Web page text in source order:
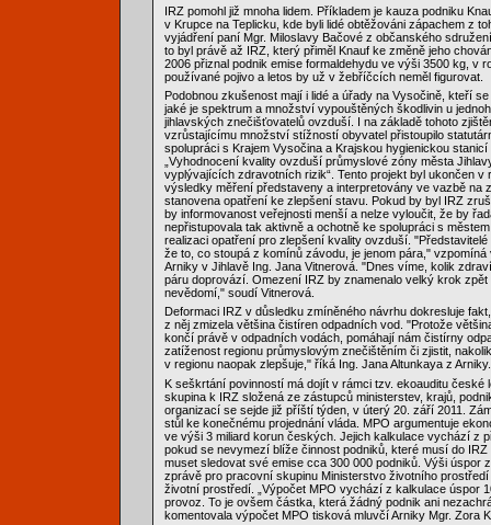
IRZ pomohl již mnoha lidem. Příkladem je kauza podniku
v Krupce na Teplicku, kde byli lidé obtěžováni zápachem z
vyjádření paní Mgr. Miloslavy Bačové z občanského
to byl právě až IRZ, který přiměl Knauf ke změně jeho
2006 přiznal podnik emise formaldehydu ve výši 3500 kg, v
používané pojivo a letos by už v žebříčcích neměl figurovat.
Podobnou zkušenost mají i lidé a úřady na Vysočině, kteří
jaké je spektrum a množství vypouštěných škodlivin u
jihlavských znečišťovatelů ovzduší. I na základě tohoto
vzrůstajícímu množství stížností obyvatel přistoupilo
spolupráci s Krajem Vysočina a Krajskou hygienickou
„Vyhodnocení kvality ovzduší průmyslové zóny města
vyplývajících zdravotních rizik“. Tento projekt byl ukončen v
výsledky měření představeny a interpretovány ve vazbě na
stanovena opatření ke zlepšení stavu. Pokud by byl IRZ
by informovanost veřejnosti menší a nelze vyloučit, že by
nepřistupovala tak aktivně a ochotně ke spolupráci s
realizaci opatření pro zlepšení kvality ovzduší. "Představitelé
že to, co stoupá z komínů závodu, je jenom pára,"
Arniky v Jihlavě Ing. Jana Vitnerová. "Dnes víme, kolik
páru doprovází. Omezení IRZ by znamenalo velký krok zpět
nevědomí," soudí Vitnerová.
Deformaci IRZ v důsledku zmíněného návrhu dokresluje
z něj zmizela většina čistíren odpadních vod. "Protože
končí právě v odpadních vodách, pomáhají nám čistírny
zatíženost regionu průmyslovým znečištěním či zjistit,
v regionu naopak zlepšuje," říká Ing. Jana Altunkaya z Arniky.
K seškrtání povinností má dojít v rámci tzv. ekoauditu české
skupina k IRZ složená ze zástupců ministerstev, krajů,
organizací se sejde již příští týden, v úterý 20. září 2011.
stůl ke konečnému projednání vláda. MPO argumentuje
ve výši 3 miliard korun českých. Jejich kalkulace vychází z
pokud se nevymezí blíže činnost podniků, které musí do IRZ
muset sledovat své emise cca 300 000 podniků. Výši úspor
zprávě pro pracovní skupinu Ministerstvo životního
životní prostředí. „Výpočet MPO vychází z kalkulace úspor
provoz. To je ovšem částka, která žádný podnik ani
komentovala výpočet MPO tisková mluvčí Arniky Mgr. Zora